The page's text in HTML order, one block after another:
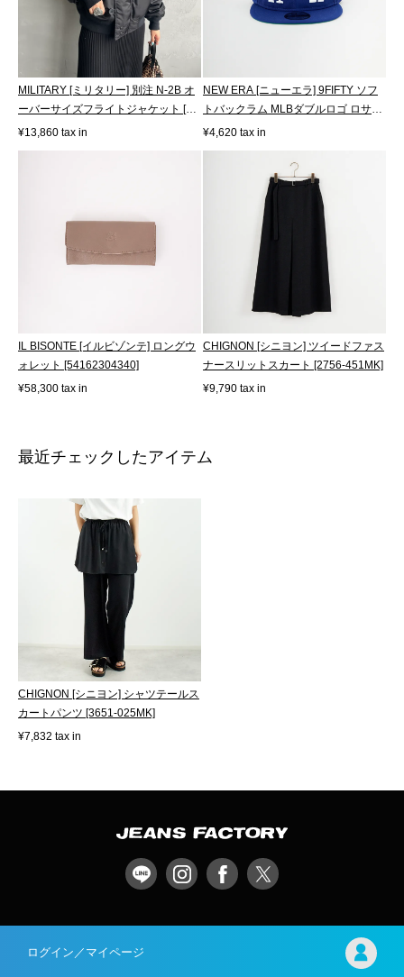
MILITARY [ミリタリー] 別注 N-2B オ
ーバーサイズフライトジャケット [T-
24...
¥13,860 tax in
NEW ERA [ニューエラ] 9FIFTY ソフ
トバックラム MLBダブルロゴ ロサン
ゼル...
¥4,620 tax in
IL BISONTE [イルビゾンテ] ロングウ
ォレット [54162304340]
¥58,300 tax in
CHIGNON [シニヨン] ツイードファス
ナースリットスカート [2756-451MK]
¥9,790 tax in
最近チェックしたアイテム
CHIGNON [シニヨン] シャツテールス
カートパンツ [3651-025MK]
¥7,832 tax in
ログイン／マイページ